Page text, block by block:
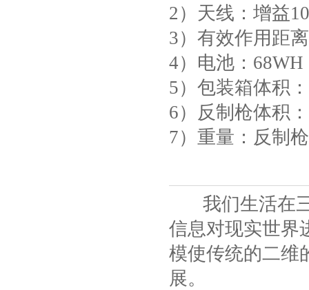
2）天线：增益
3）有效作用距
4）电池：68WH
5）包装箱体积
6）反制枪体积
7）重量：反制
我们生活在三
信息对现实世界
模使传统的二维
展。